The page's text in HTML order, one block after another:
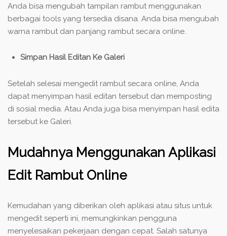
Anda bisa mengubah tampilan rambut menggunakan
berbagai tools yang tersedia disana. Anda bisa mengubah
warna rambut dan panjang rambut secara online.
Simpan Hasil Editan Ke Galeri
Setelah selesai mengedit rambut secara online, Anda
dapat menyimpan hasil editan tersebut dan memposting
di sosial media. Atau Anda juga bisa menyimpan hasil edita
tersebut ke Galeri.
Mudahnya Menggunakan Aplikasi
Edit Rambut Online
Kemudahan yang diberikan oleh aplikasi atau situs untuk
mengedit seperti ini, memungkinkan pengguna
menyelesaikan pekerjaan dengan cepat. Salah satunya